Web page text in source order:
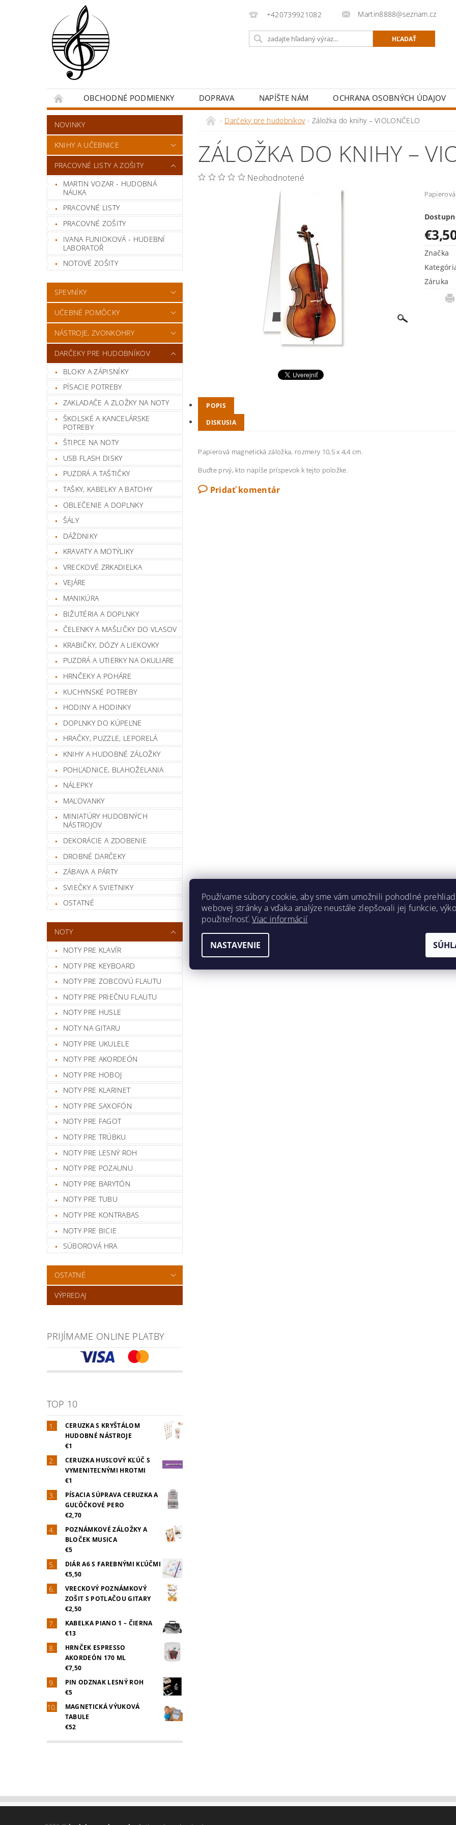
+420739921082 Martin8888@seznam.cz
OBCHODNÉ PODMIENKY DOPRAVA NAPÍŠTE NÁM OCHRANA OSOBNÝCH ÚDAJOV
NOVINKY
KNIHY A UČEBNICE
PRACOVNÉ LISTY A ZOŠITY
MARTIN VOZAR - HUDOBNÁ
NÁUKA
PRACOVNÉ LISTY
PRACOVNÉ ZOŠITY
IVANA FUNIOKOVÁ - HUDEBNÍ
LABORATOŘ
NOTOVÉ ZOŠITY
SPEVNÍKY
UČEBNÉ POMÔCKY
NÁSTROJE, ZVONKOHRY
DARČEKY PRE HUDOBNÍKOV
BLOKY A ZÁPISNÍKY
PÍSACIE POTREBY
ZAKLADAČE A ZLOŽKY NA NOTY
ŠKOLSKÉ A KANCELÁRSKE
POTREBY
ŠTIPCE NA NOTY
USB FLASH DISKY
PUZDRÁ A TAŠTIČKY
TAŠKY, KABELKY A BATOHY
OBLEČENIE A DOPLNKY
ŠÁLY
DÁŽDNIKY
KRAVATY A MOTÝLIKY
VRECKOVÉ ZRKADIELKA
VEJÁRE
MANIKÚRA
BIŽUTÉRIA A DOPLNKY
ČELENKY A MAŠLIČKY DO VLASOV
KRABIČKY, DÓZY A LIEKOVKY
PUZDRÁ A UTIERKY NA OKULIARE
HRNČEKY A POHÁRE
KUCHYNSKÉ POTREBY
HODINY A HODINKY
DOPLNKY DO KÚPEĽNE
HRAČKY, PUZZLE, LEPORELÁ
KNIHY A HUDOBNÉ ZÁLOŽKY
POHĽADNICE, BLAHOŽELANIA
NÁLEPKY
MAĽOVANKY
MINIATÚRY HUDOBNÝCH
NÁSTROJOV
DEKORÁCIE A ZDOBENIE
DROBNÉ DARČEKY
ZÁBAVA A PÁRTY
SVIEČKY A SVIETNIKY
OSTATNÉ
NOTY
NOTY PRE KLAVÍR
NOTY PRE KEYBOARD
NOTY PRE ZOBCOVÚ FLAUTU
NOTY PRE PRIEČNU FLAUTU
NOTY PRE HUSLE
NOTY NA GITARU
NOTY PRE UKULELE
NOTY PRE AKORDEÓN
NOTY PRE HOBOJ
NOTY PRE KLARINET
NOTY PRE SAXOFÓN
NOTY PRE FAGOT
NOTY PRE TRÚBKU
NOTY PRE LESNÝ ROH
NOTY PRE POZAUNU
NOTY PRE BARYTÓN
NOTY PRE TUBU
NOTY PRE KONTRABAS
NOTY PRE BICIE
SÚBOROVÁ HRA
OSTATNÉ
VÝPREDAJ
PRIJÍMAME ONLINE PLATBY
TOP 10
CERUZKA S KRYŠTÁLOM
HUDOBNÉ NÁSTROJE
€1
CERUZKA HUSĽOVÝ KĽÚČ S
VYMENITEĽNÝMI HROTMI
€1
PÍSACIA SÚPRAVA CERUZKA A
GUĽÔČKOVÉ PERO
€2,70
POZNÁMKOVÉ ZÁLOŽKY A
BLOČEK MUSICA
€5
DIÁR A6 S FAREBNÝMI KĽÚČMI
€5,50
VRECKOVÝ POZNÁMKOVÝ
ZOŠIT S POTLAČOU GITARY
€2,50
KABELKA PIANO 1 – ČIERNA
€13
HRNČEK ESPRESSO
AKORDEÓN 170 ML
€7,50
PIN ODZNAK LESNÝ ROH
€5
MAGNETICKÁ VÝUKOVÁ
TABULE
€52
Darčeky pre hudobníkov Záložka do knihy – VIOLONČELO
ZÁLOŽKA DO KNIHY –
Neohodnotené
Značka
Záruka
POPIS
DISKUSIA
Papierová magnetická záložka, rozmery 10,5 x 4,4 cm.
Buďte prvý, kto napíše príspevok k tejto položke.
Pridať komentár
Používame súbory cookie, aby sme vám umožnili pohodlné
webovej stránky a vďaka analýze neustále zlepšovali jej funkcie,
použiteľnosť.Viac informácií
NASTAVENIE